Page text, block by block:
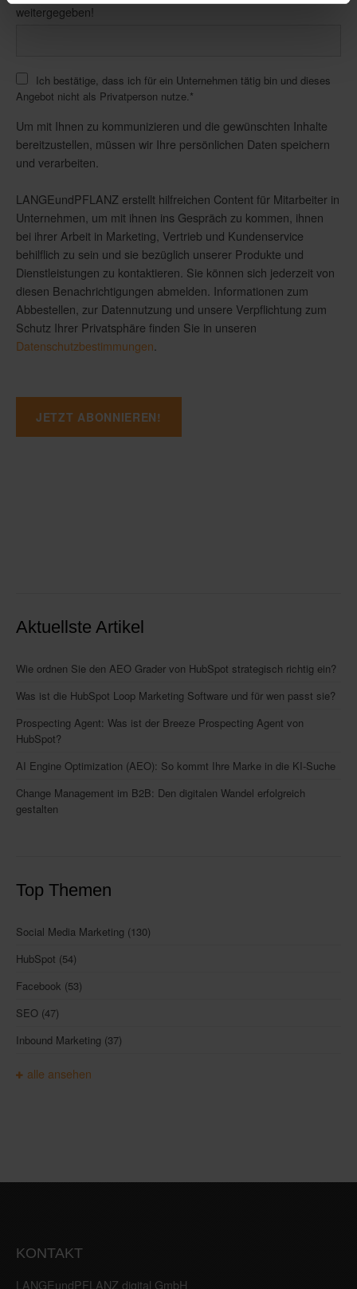
weitergegeben!
Ich bestätige, dass ich für ein Unternehmen tätig bin und dieses
Angebot nicht als Privatperson nutze. *
Um mit Ihnen zu kommunizieren und die gewünschten Inhalte
bereitzustellen, müssen wir Ihre persönlichen Daten speichern
und verarbeiten.
LANGEundPFLANZ erstellt hilfreichen Content für Mitarbeiter in
Unternehmen, um mit ihnen ins Gespräch zu kommen, ihnen
bei ihrer Arbeit in Marketing, Vertrieb und Kundenservice
behilflich zu sein und sie bezüglich unserer Produkte und
Dienstleistungen zu kontaktieren. Sie können sich jederzeit von
diesen Benachrichtigungen abmelden. Informationen zum
Abbestellen, zur Datennutzung und unsere Verpflichtung zum
Schutz Ihrer Privatsphäre finden Sie in unseren
Datenschutzbestimmungen
Aktuellste Artikel
Wie ordnen Sie den AEO Grader von HubSpot strategisch richtig ein?
Was ist die HubSpot Loop Marketing Software und für wen passt sie?
Prospecting Agent: Was ist der Breeze Prospecting Agent von
HubSpot?
AI Engine Optimization (AEO): So kommt Ihre Marke in die KI-Suche
Change Management im B2B: Den digitalen Wandel erfolgreich
gestalten
Top Themen
Social Media Marketing (130)
HubSpot (54)
Facebook (53)
SEO (47)
Inbound Marketing (37)
alle ansehen
KONTAKT
LANGEundPFLANZ digital GmbH